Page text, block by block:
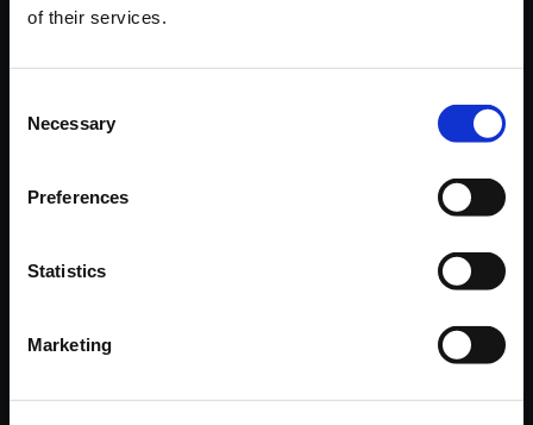
of their services.
Selection
Necessary
Preferences
Statistics
Marketing
150円